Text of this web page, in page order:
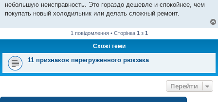
небольшую неисправность. Это гораздо дешевле и спокойнее, чем
покупать новый холодильник или делать сложный ремонт.
1 повідомлення • Сторінка 1 з 1
Схожі теми
11 признаков перегруженного рюкзака
Перейти